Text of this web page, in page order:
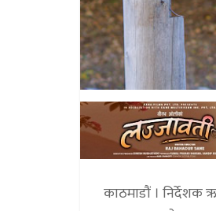
काठमाडौं । निर्देशक